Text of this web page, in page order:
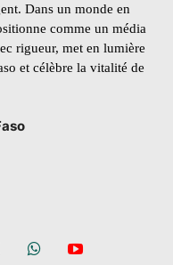
Dans un monde en
comme un média
rigueur, met en lumière
et célèbre la vitalité de